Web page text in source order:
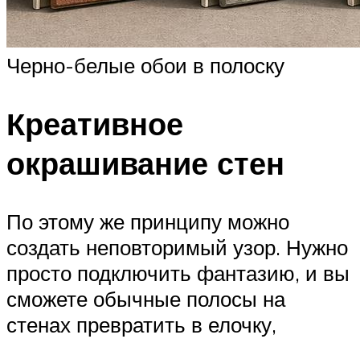
Черно-белые обои в полоску
Креативное
окрашивание стен
По этому же принципу можно
создать неповторимый узор. Нужно
просто подключить фантазию, и вы
сможете обычные полосы на
стенах превратить в елочку,